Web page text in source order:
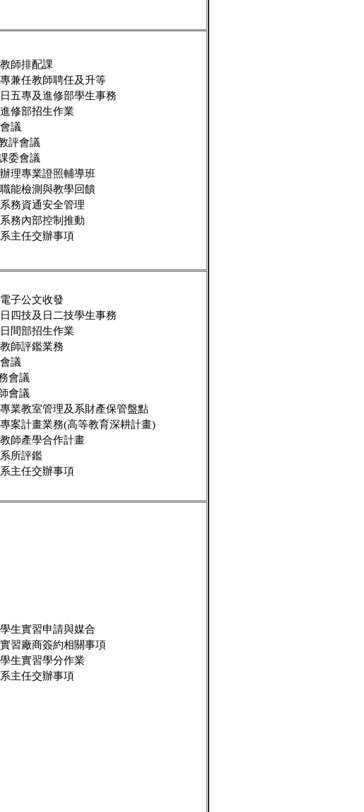
師排配課
兼任教師聘任及升等
五專及進修部學生事務
修部招生作業
議
評會議
委會議
理專業證照輔導班
能檢測與教學回饋
務資通安全管理
務內部控制推動
主任交辦事項
子公文收發
四技及日二技學生事務
間部招生作業
師評鑑業務
議
會議
會議
業教室管理及系財產保管盤點
案計畫業務(高等教育深耕計畫)
師產學合作計畫
所評鑑
主任交辦事項
生實習申請與媒合
習廠商簽約相關事項
生實習學分作業
主任交辦事項